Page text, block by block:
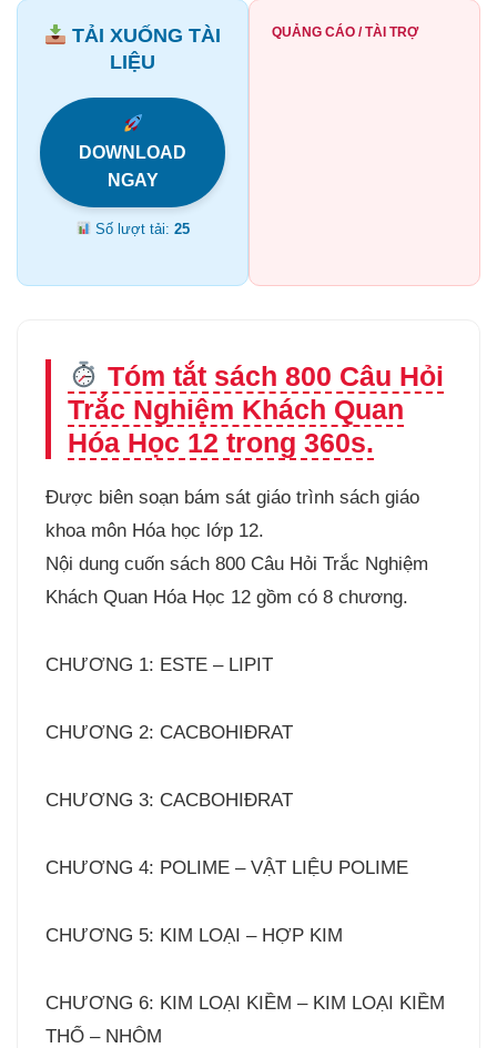
TẢI XUỐNG TÀI
LIỆU
DOWNLOAD
NGAY
Số lượt tải:25
QUẢNG CÁO / TÀI TRỢ
Tóm tắt sách 800 Câu Hỏi
Trắc Nghiệm Khách Quan
Hóa Học 12 trong 360s.
Được biên soạn bám sát giáo trình sách giáo
khoa môn Hóa học lớp 12.
Nội dung cuốn sách 800 Câu Hỏi Trắc Nghiệm
Khách Quan Hóa Học 12 gồm có 8 chương.
CHƯƠNG 1: ESTE – LIPIT
CHƯƠNG 2: CACBOHIĐRAT
CHƯƠNG 3: CACBOHIĐRAT
CHƯƠNG 4: POLIME – VẬT LIỆU POLIME
CHƯƠNG 5: KIM LOẠI – HỢP KIM
CHƯƠNG 6: KIM LOẠI KIỀM – KIM LOẠI KIỀM
THỔ – NHÔM